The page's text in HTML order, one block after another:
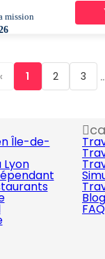
mission
1
1 2 3
Île-de-
Blog
FAQ